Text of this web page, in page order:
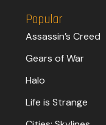
Popular
Assassin’s Creed
Gears of War
Halo
Life is Strange